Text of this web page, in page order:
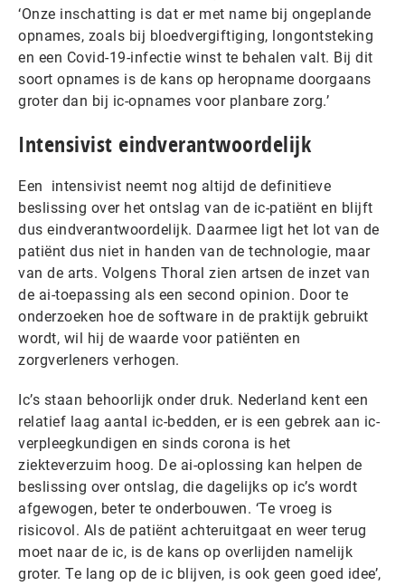
‘Onze inschatting is dat er met name bij ongeplande
opnames, zoals bij bloedvergiftiging, longontsteking
en een Covid-19-infectie winst te behalen valt. Bij dit
soort opnames is de kans op heropname doorgaans
groter dan bij ic-opnames voor planbare zorg.’
Intensivist eindverantwoordelijk
Een intensivist neemt nog altijd de definitieve
beslissing over het ontslag van de ic-patiënt en blijft
dus eindverantwoordelijk. Daarmee ligt het lot van de
patiënt dus niet in handen van de technologie, maar
van de arts. Volgens Thoral zien artsen de inzet van
de ai-toepassing als een second opinion. Door te
onderzoeken hoe de software in de praktijk gebruikt
wordt, wil hij de waarde voor patiënten en
zorgverleners verhogen.
Ic’s staan behoorlijk onder druk. Nederland kent een
relatief laag aantal ic-bedden, er is een gebrek aan ic-
verpleegkundigen en sinds corona is het
ziekteverzuim hoog. De ai-oplossing kan helpen de
beslissing over ontslag, die dagelijks op ic’s wordt
afgewogen, beter te onderbouwen. ‘Te vroeg is
risicovol. Als de patiënt achteruitgaat en weer terug
moet naar de ic, is de kans op overlijden namelijk
groter. Te lang op de ic blijven, is ook geen goed idee’,